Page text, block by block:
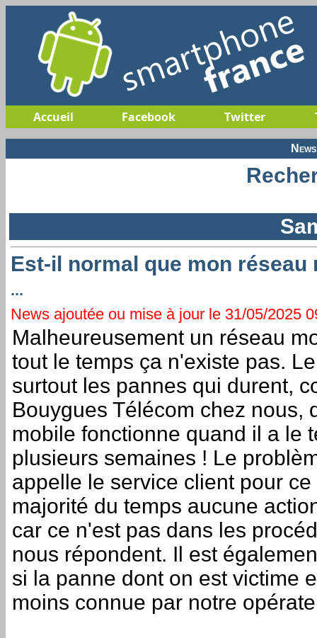
Accueil Facebook Twitter
Est-il normal que mon
...
News ajoutée ou mise à jour le 31/05/2025
Malheureusement un réseau
tout le temps ça n'existe pas.
surtout les pannes qui durent,
Bouygues Télécom chez nous,
mobile fonctionne quand il a le
plusieurs semaines ! Le
appelle le service client pour
majorité du temps aucune
car ce n'est pas dans les
nous répondent. Il est
si la panne dont on est victime
moins connue par notre